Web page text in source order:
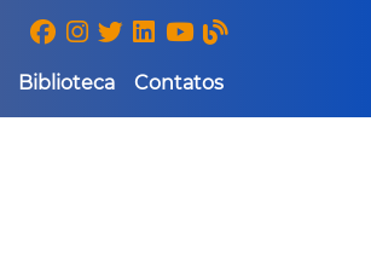
Biblioteca Contatos